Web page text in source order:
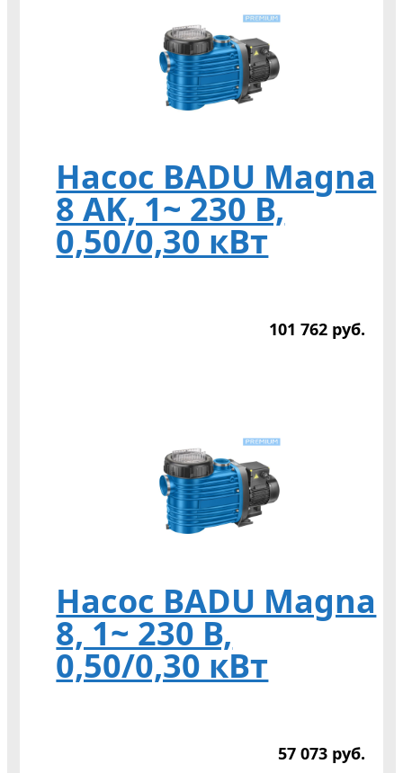
Насос BADU Magna
8 AK, 1~ 230 В,
0,50/0,30 кВт
101 762 руб.
Насос BADU Magna
8, 1~ 230 В,
0,50/0,30 кВт
57 073 руб.